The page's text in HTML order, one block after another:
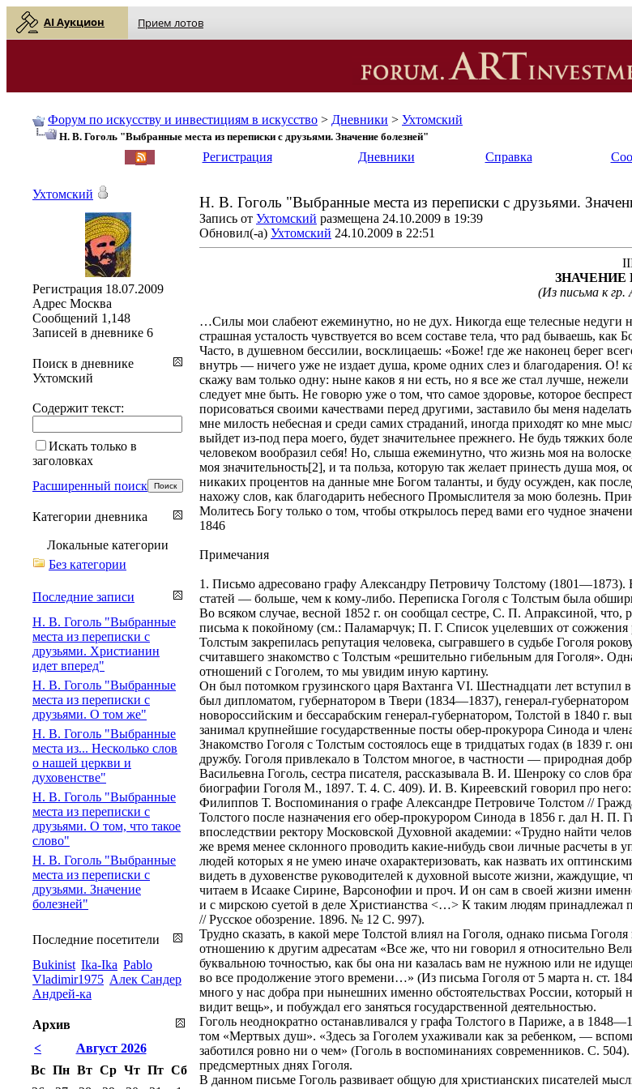
AI Аукцион Прием лотов
Форум по искусству и инвестициям в искусство > Дневники > Ухтомский
Н. В. Гоголь "Выбранные места из переписки с друзьями. Значение болезней"
Регистрация Дневники Справка
Н. В. Гоголь "Выбранные места из переписки с друзьями.
Запись от Ухтомский размещена 24.10.2009 в 19:39
Обновил(-а) Ухтомский 24.10.2009 в 22:51
ЗНАЧЕНИЕ
(Из письма к
…Силы мои слабеют ежеминутно, но не дух. Никогда еще телесные недуги
страшная усталость чувствуется во всем составе тела, что рад бываешь, как
Часто, в душевном бессилии, восклицаешь: «Боже! где же наконец берег
внутрь — ничего уже не издает душа, кроме одних слез и благодарения. О!
скажу вам только одну: ныне каков я ни есть, но я все же стал лучше,
следует мне быть. Не говорю уже о том, что самое здоровье, которое
порисоваться своими качествами перед другими, заставило бы меня
мне милость небесная и среди самих страданий, иногда приходят ко мне
выйдет из-под пера моего, будет значительнее прежнего. Не будь тяжких
человеком вообразил себя! Но, слыша ежеминутно, что жизнь моя на
моя значительность[2], и та польза, которую так желает принесть душа
никаких процентов на данные мне Богом таланты, и буду осужден, как
нахожу слов, как благодарить небесного Промыслителя за мою болезнь.
Молитесь Богу только о том, чтобы открылось перед вами его чудное
1846
Примечания
1. Письмо адресовано графу Александру Петровичу Толстому
статей — больше, чем к кому-либо. Переписка Гоголя с Толстым была
Во всяком случае, весной 1852 г. он сообщал сестре, С. П. Апраксиной, что,
письма к покойному (см.: Паламарчук; П. Г. Список уцелевших от сожжения
Толстым закрепилась репутация человека, сыгравшего в судьбе Гоголя
считавшего знакомство с Толстым «решительно гибельным для Гоголя».
отношений с Гоголем, то мы увидим иную картину.
Он был потомком грузинского царя Вахтанга VI. Шестнадцати лет вступил
был дипломатом, губернатором в Твери (1834—1837), генерал-
новороссийским и бессарабским генерал-губернатором, Толстой в 1840 г.
занимал крупнейшие государственные посты обер-прокурора Синода и
Знакомство Гоголя с Толстым состоялось еще в тридцатых годах (в 1839
дружбу. Гоголя привлекало в Толстом многое, в частности — природная
Васильевна Гоголь, сестра писателя, рассказывала В. И. Шенроку со слов
биографии Гоголя М., 1897. Т. 4. С. 409). И. В. Киреевский говорил про
Филиппов Т. Воспоминания о графе Александре Петровиче Толстом //
Толстого после назначения его обер-прокурором Синода в 1856 г. дал Н.
впоследствии ректору Московской Духовной академии: «Трудно найти
же время менее склонного проводить какие-нибудь свои личные расчеты
людей которых я не умею иначе охарактеризовать, как назвать их
видеть в духовенстве руководителей к духовной высоте жизни, жаждущие,
читаем в Исааке Сирине, Варсонофии и проч. И он сам в своей жизни
и с мирскою суетой в деле Христианства <…> К таким людям
// Русское обозрение. 1896. № 12 С. 997).
Трудно сказать, в какой мере Толстой влиял на Гоголя, однако письма
отношению к другим адресатам «Все же, что ни говорил я относительно
буквальною точностью, как бы она ни казалась вам не нужною или не
во все продолжение этого времени…» (Из письма Гоголя от 5 марта н. ст.
много у нас добра при нынешних именно обстоятельствах России, который
видит вещь», и побуждал его заняться государственной деятельностью.
Гоголь неоднократно останавливался у графа Толстого в Париже, а в
том «Мертвых душ». «Здесь за Гоголем ухаживали как за ребенком, —
заботился ровно ни о чем» (Гоголь в воспоминаниях современников. С.
предсмертных днях Гоголя.
В данном письме Гоголь развивает общую для христианских писателей
Ухтомский
Регистрация 18.07.2009
Адрес Москва
Сообщений 1,148
Записей в дневнике 6
Поиск в дневнике
Ухтомский
Содержит текст:
Искать только в
заголовках
Расширенный поиск
Категории дневника
Локальные категории
Без категории
Последние записи
Н. В. Гоголь "Выбранные
места из переписки с
друзьями. Христианин
идет вперед"
Н. В. Гоголь "Выбранные
места из переписки с
друзьями. О том же"
Н. В. Гоголь "Выбранные
места из... Несколько слов
о нашей церкви и
духовенстве"
Н. В. Гоголь "Выбранные
места из переписки с
друзьями. О том, что такое
слово"
Н. В. Гоголь "Выбранные
места из переписки с
друзьями. Значение
болезней"
Последние посетители
Bukinist Ika-Ika Pablo
Vladimir1975 Алек Сандер
Андрей-ка
Архив
<
Август 2026
Вс Пн Вт Ср Чт Пт Сб